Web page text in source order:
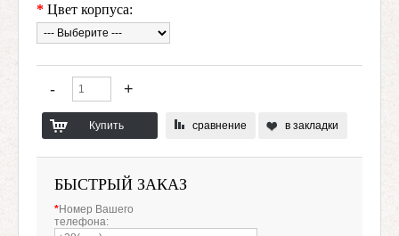
* Цвет корпуса:
сравнение в закладки
БЫСТРЫЙ ЗАКАЗ
*Номер Вашего
телефона: